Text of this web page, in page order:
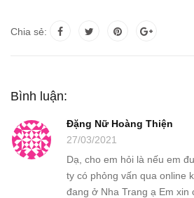
Chia sẻ:
Bình luận:
Đặng Nữ Hoàng Thiện
27/03/2021
Dạ, cho em hỏi là nếu em
ty có phỏng vấn qua online
đang ở Nha Trang ạ Em xin